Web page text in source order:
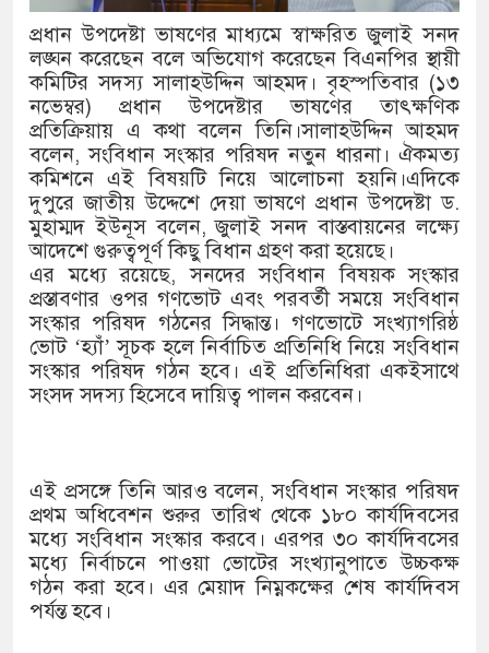
গুলশান থেকে সাবেক মন্ত্রী লতিফ
‘স্কুটি নাকি গোল্ড?’
এর ফ্রিডম ব্র্যান্ড, বাড়ল ক্যাম্পেইনের
সংবিধান অনুযায়ী যথাসময়ে
১৫২২ পুলিশ সদস্যকে চাকরিতে
খিলক্ষেত থানা বিএনপির যুগ্ম
দেশের ৬ অঞ্চলে ঝড়ের আভাস
সার্ককে আরও গতিশীল করতে চায়
প্রেমের সম্পর্ক ছিন্ন না করায় মা-
হামের উপসর্গে আরও ৬ প্রাণহানি,
অবশেষে পদত্যাগ করলেন ভারতের
জামায়াত ফেরেশতাদের দল নয়,
প্রধান উপদেষ্টা ভাষণের মাধ্যমে স্বাক্ষরিত জুলাই সনদ
লঙ্ঘন করেছেন বলে অভিযোগ করেছেন বিএনপির স্থায়ী
কমিটির সদস্য সালাহউদ্দিন আহমদ। বৃহস্পতিবার (১৩
নভেম্বর) প্রধান উপদেষ্টার ভাষণের তাৎক্ষণিক
প্রতিক্রিয়ায় এ কথা বলেন তিনি।সালাহউদ্দিন আহমদ
বলেন, সংবিধান সংস্কার পরিষদ নতুন ধারনা। ঐকমত্য
কমিশনে এই বিষয়টি নিয়ে আলোচনা হয়নি।এদিকে
দুপুরে জাতীয় উদ্দেশে দেয়া ভাষণে প্রধান উপদেষ্টা ড.
মুহাম্মদ ইউনূস বলেন, জুলাই সনদ বাস্তবায়নের লক্ষ্যে
আদেশে গুরুত্বপূর্ণ কিছু বিধান গ্রহণ করা হয়েছে।
এর মধ্যে রয়েছে, সনদের সংবিধান বিষয়ক সংস্কার
প্রস্তাবণার ওপর গণভোট এবং পরবর্তী সময়ে সংবিধান
সংস্কার পরিষদ গঠনের সিদ্ধান্ত। গণভোটে সংখ্যাগরিষ্ঠ
ভোট ‘হ্যাঁ’ সূচক হলে নির্বাচিত প্রতিনিধি নিয়ে সংবিধান
সংস্কার পরিষদ গঠন হবে। এই প্রতিনিধিরা একইসাথে
সংসদ সদস্য হিসেবে দায়িত্ব পালন করবেন।
এই প্রসঙ্গে তিনি আরও বলেন, সংবিধান সংস্কার পরিষদ
প্রথম অধিবেশন শুরুর তারিখ থেকে ১৮০ কার্যদিবসের
মধ্যে সংবিধান সংস্কার করবে। এরপর ৩০ কার্যদিবসের
মধ্যে নির্বাচনে পাওয়া ভোটের সংখ্যানুপাতে উচ্চকক্ষ
গঠন করা হবে। এর মেয়াদ নিম্নকক্ষের শেষ কার্যদিবস
পর্যন্ত হবে।